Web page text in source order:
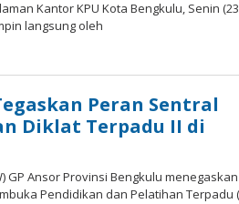
Kantor KPU Kota Bengkulu, Senin
langsung oleh
Peran Sentral
Diklat Terpadu II di
GP Ansor Provinsi Bengkulu menegaskan
Pendidikan dan Pelatihan Terpadu